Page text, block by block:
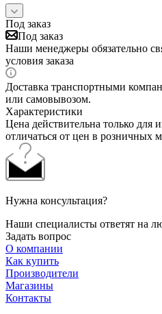
Под заказ
Под заказ
Наши менеджеры обязательно
условия заказа
Доставка транспортными
или самовывозом.
Характеристики
Цена действительна только для
отличаться от цен в розничных
Нужна консультация?
Наши специалисты ответят на
Задать вопрос
О компании
Как купить
Производители
Магазины
Контакты